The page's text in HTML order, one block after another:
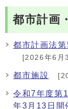
都市計画
都市計画法
[2026年6月
都市施設
令和7年度第
年3月13日開